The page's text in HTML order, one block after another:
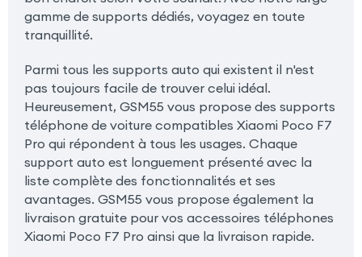
gamme de supports dédiés, voyagez en toute
tranquillité.
Parmi tous les supports auto qui existent il n'est
pas toujours facile de trouver celui idéal.
Heureusement, GSM55 vous propose des supports
téléphone de voiture compatibles Xiaomi Poco F7
Pro qui répondent à tous les usages. Chaque
support auto est longuement présenté avec la
liste complète des fonctionnalités et ses
avantages. GSM55 vous propose également la
livraison gratuite pour vos accessoires téléphones
Xiaomi Poco F7 Pro ainsi que la livraison rapide.